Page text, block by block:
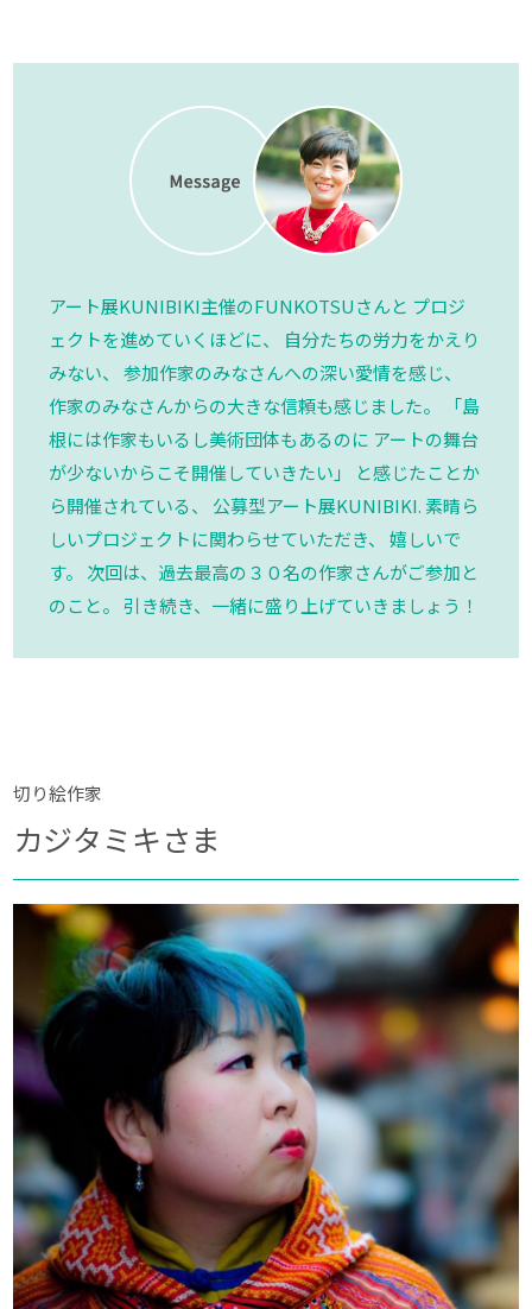
アート展KUNIBIKI主催のFUNKOTSUさんと プロジ
ェクトを進めていくほどに、 自分たちの労力をかえり
みない、 参加作家のみなさんへの深い愛情を感じ、
作家のみなさんからの大きな信頼も感じました。 「島
根には作家もいるし美術団体もあるのに アートの舞台
が少ないからこそ開催していきたい」 と感じたことか
ら開催されている、 公募型アート展KUNIBIKI. 素晴ら
しいプロジェクトに関わらせていただき、 嬉しいで
す。 次回は、過去最高の３０名の作家さんがご参加と
のこと。 引き続き、一緒に盛り上げていきましょう！
切り絵作家
カジタミキさま